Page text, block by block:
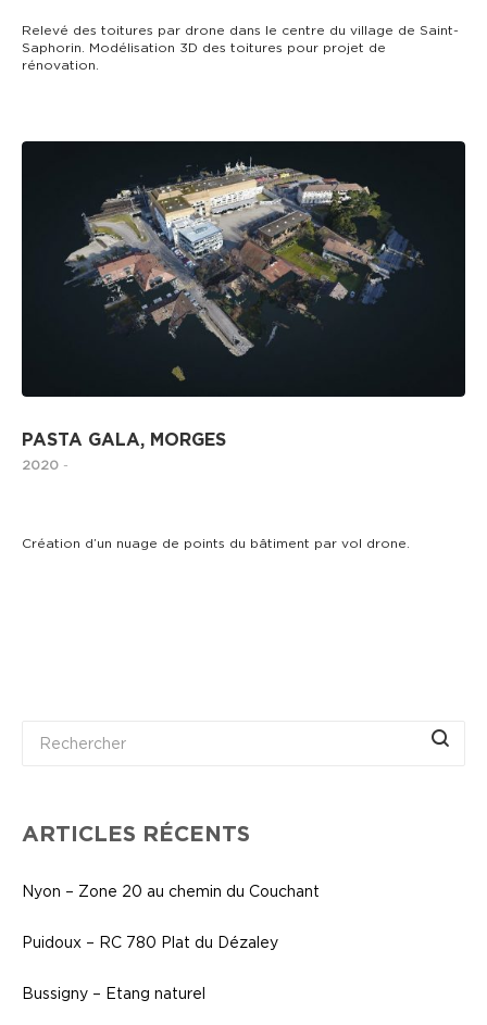
Relevé des toitures par drone dans le centre du village de Saint-
Saphorin. Modélisation 3D des toitures pour projet de
rénovation.
PASTA GALA, MORGES
2020 -
Création d’un nuage de points du bâtiment par vol drone.
ARTICLES RÉCENTS
Nyon – Zone 20 au chemin du Couchant
Puidoux – RC 780 Plat du Dézaley
Bussigny – Etang naturel